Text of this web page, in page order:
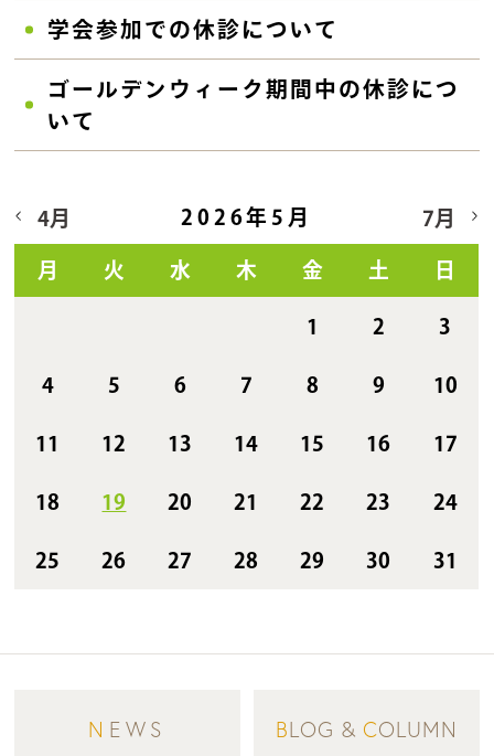
学会参加での休診について
ゴールデンウィーク期間中の休診につ
いて
2026年5月
月 火 水 木 金 土 日
4月 7月
1 2 3
4 5 6 7 8 9 10
11 12 13 14 15 16 17
18 19 20 21 22 23 24
25 26 27 28 29 30 31
N EWS BLOG & COLUMN